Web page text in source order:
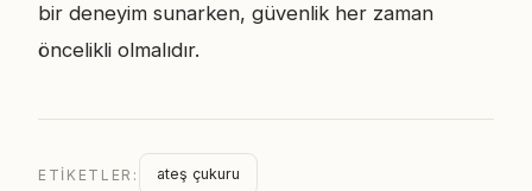
bir deneyim sunarken, güvenlik her zaman
öncelikli olmalıdır.
ETIKETLER: ateş çukuru